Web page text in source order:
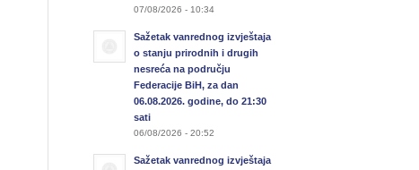
07/08/2026 - 10:34
Sažetak vanrednog izvještaja
o stanju prirodnih i drugih
nesreća na području
Federacije BiH, za dan
06.08.2026. godine, do 21:30
sati
06/08/2026 - 20:52
Sažetak vanrednog izvještaja